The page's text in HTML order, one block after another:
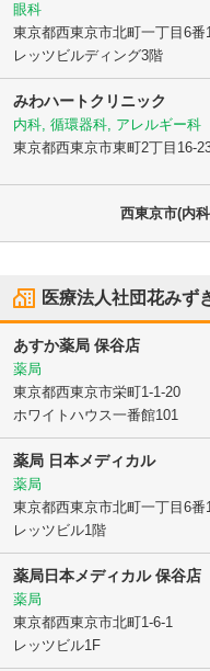
眼科
東京都西東京市北町一丁目6番
レッツビルディング3階
みわハートクリニック
内科, 循環器科, アレルギー科
東京都西東京市東町2丁目16-
西東京市(内
医療法人社団花みず
あすか薬局 保谷店
薬局
東京都西東京市栄町1-1-20
ホワイトハウス一番館101
薬局 日本メディカル
薬局
東京都西東京市北町一丁目6番
レッツビル1階
薬局日本メディカル 保谷店
薬局
東京都西東京市北町1-6-1
レッツビル1F